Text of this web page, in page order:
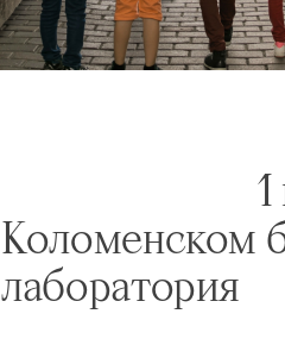
Коломенском
лаборатория